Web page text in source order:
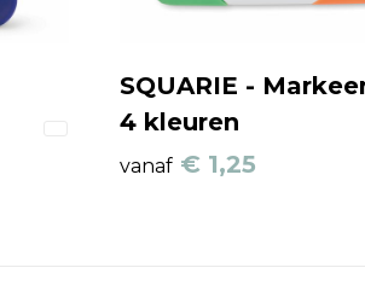
SQUARIE -
4 kleuren
vanaf € 1,25